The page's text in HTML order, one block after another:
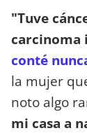
"Tuve
carcinoma
conté
la mujer
noto algo
mi casa a